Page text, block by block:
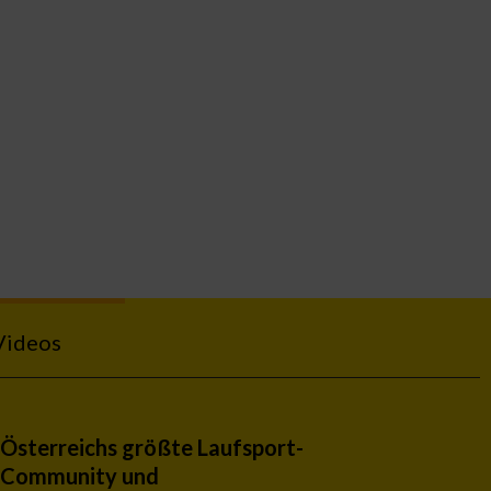
Österreichs größte Laufsport-
Community und